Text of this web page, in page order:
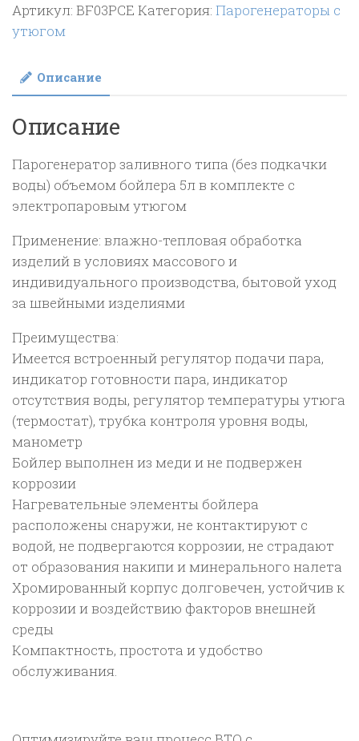
Bieffe
Maxi
Plus
BF03PCE
(5л)
Артикул: BF03PCE Категория: Парогенераторы с
утюгом
Описание
Описание
Парогенератор заливного типа (без подкачки
воды) объемом бойлера 5л в комплекте с
электропаровым утюгом
Применение: влажно-тепловая обработка
изделий в условиях массового и
индивидуального производства, бытовой уход
за швейными изделиями
Преимущества:
Имеется встроенный регулятор подачи пара,
индикатор готовности пара, индикатор
отсутствия воды, регулятор температуры утюга
(термостат), трубка контроля уровня воды,
манометр
Бойлер выполнен из меди и не подвержен
коррозии
Нагревательные элементы бойлера
расположены снаружи, не контактируют с
водой, не подвергаются коррозии, не страдают
от образования накипи и минерального налета
Хромированный корпус долговечен, устойчив к
коррозии и воздействию факторов внешней
среды
Компактность, простота и удобство
обслуживания.